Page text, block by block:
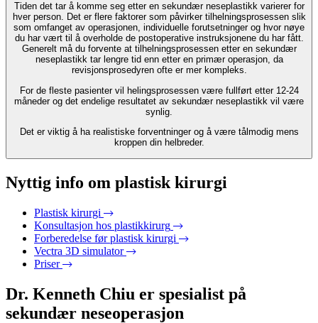
Tiden det tar å komme seg etter en sekundær neseplastikk varierer for
hver person. Det er flere faktorer som påvirker tilhelningsprosessen slik
som omfanget av operasjonen, individuelle forutsetninger og hvor nøye
du har vært til å overholde de postoperative instruksjonene du har fått.
Generelt må du forvente at tilhelningsprosessen etter en sekundær
neseplastikk tar lengre tid enn etter en primær operasjon, da
revisjonsprosedyren ofte er mer kompleks.
For de fleste pasienter vil helingsprosessen være fullført etter 12-24
måneder og det endelige resultatet av sekundær neseplastikk vil være
synlig.
Det er viktig å ha realistiske forventninger og å være tålmodig mens
kroppen din helbreder.
Nyttig info om plastisk kirurgi
Plastisk kirurgi
Konsultasjon hos plastikkirurg
Forberedelse før plastisk kirurgi
Vectra 3D simulator
Priser
Dr. Kenneth Chiu er spesialist på
sekundær neseoperasjon